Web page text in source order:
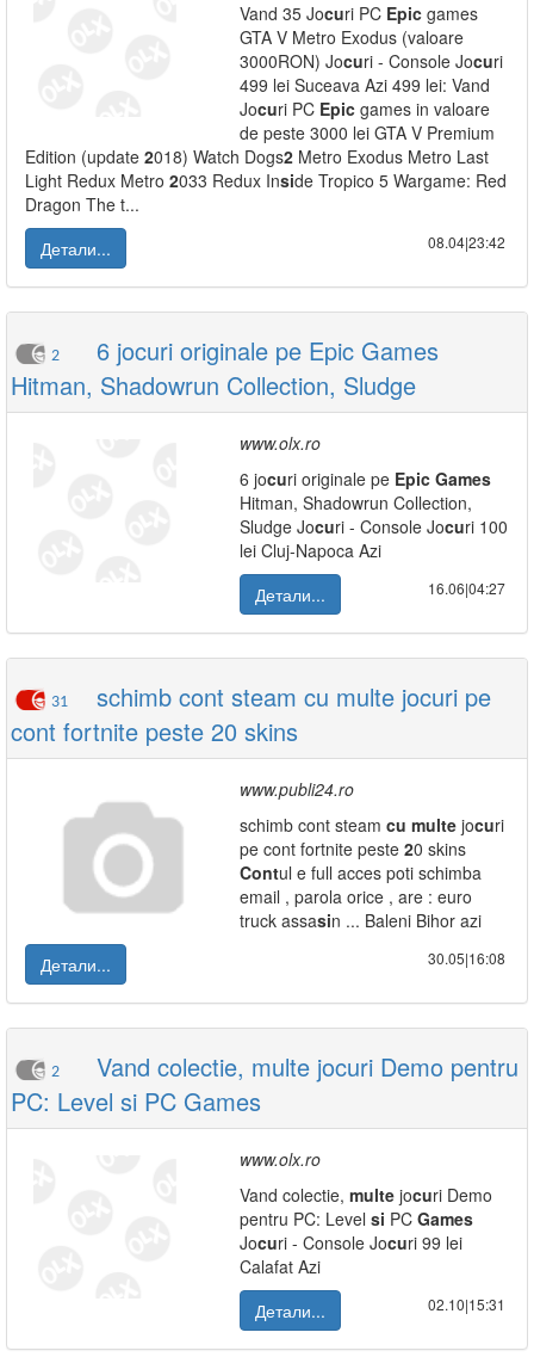
Vand 35 Jocuri PC Epic games
GTA V Metro Exodus (valoare
3000RON) Jocuri - Console Jocuri
499 lei Suceava Azi 499 lei: Vand
Jocuri PC Epic games in valoare
de peste 3000 lei GTA V Premium
Edition (update 2018) Watch Dogs2 Metro Exodus Metro Last
Light Redux Metro 2033 Redux Inside Tropico 5 Wargame: Red
Dragon The t...
Детали...
08.04|23:42
2
6 jocuri originale pe Epic Games
Hitman, Shadowrun Collection, Sludge
www.olx.ro
6 jocuri originale pe Epic Games
Hitman, Shadowrun Collection,
Sludge Jocuri - Console Jocuri 100
lei Cluj-Napoca Azi
Детали...
16.06|04:27
31
schimb cont steam cu multe jocuri pe
cont fortnite peste 20 skins
www.publi24.ro
schimb cont steam cu multe jocuri
pe cont fortnite peste 20 skins
Contul e full acces poti schimba
email , parola orice , are : euro
truck assasin ... Baleni Bihor azi
Детали...
30.05|16:08
2
Vand colectie, multe jocuri Demo pentru
PC: Level si PC Games
www.olx.ro
Vand colectie, multe jocuri Demo
pentru PC: Level si PC Games
Jocuri - Console Jocuri 99 lei
Calafat Azi
Детали...
02.10|15:31